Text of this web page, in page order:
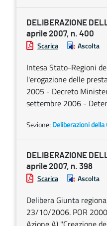
DELIBERAZIONE
aprile 2007, n. 400
Scarica Ascolta
Intesa Stato-Regioni
l'erogazione delle
2005 - Decreto
settembre 2006 -
Sezione: Deliberazioni
DELIBERAZIONE
aprile 2007, n. 398
Scarica Ascolta
Delibera Giunta
23/10/2006. POR